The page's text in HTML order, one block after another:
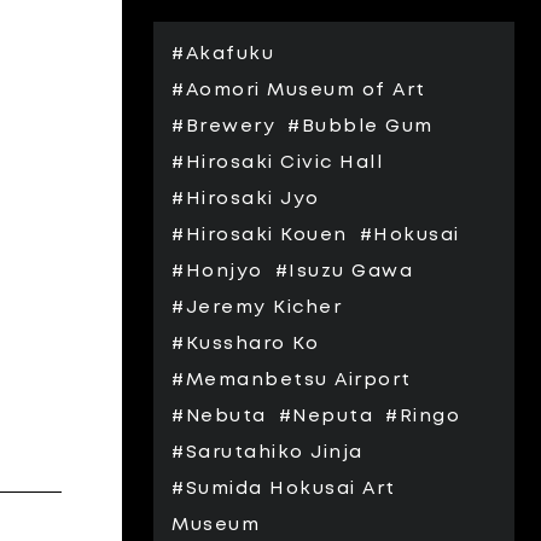
#Akafuku
#Aomori Museum of Art
#Brewery #Bubble Gum
#Hirosaki Civic Hall
#Hirosaki Jyo
#Hirosaki Kouen #Hokusai
#Honjyo #Isuzu Gawa
#Jeremy Kicher
#Kussharo Ko
#Memanbetsu Airport
#Nebuta #Neputa #Ringo
#Sarutahiko Jinja
#Sumida Hokusai Art
Museum